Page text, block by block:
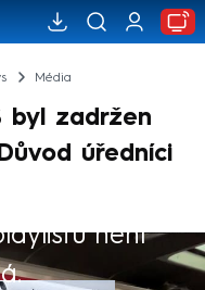
Média
byl zadržen
úředníci
není